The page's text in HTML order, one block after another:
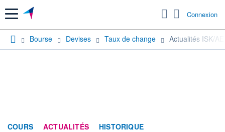
Menu Connexion
Bourse Devises Taux de change Actualités ISK/
COURS ACTUALITÉS HISTORIQUE